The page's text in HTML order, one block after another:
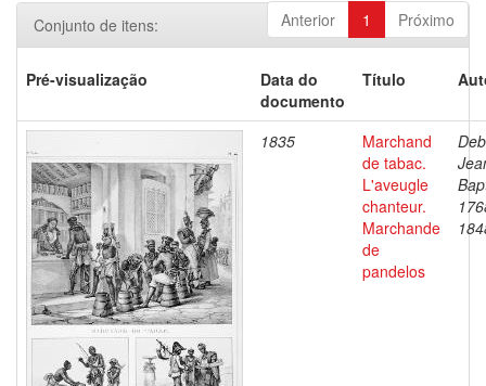
Anterior 1 Próximo
Conjunto de itens:
Pré-visualização
Data do
documento
Título
1835
Marchand
de tabac.
L'aveugle
chanteur.
Marchande
de
pandelos